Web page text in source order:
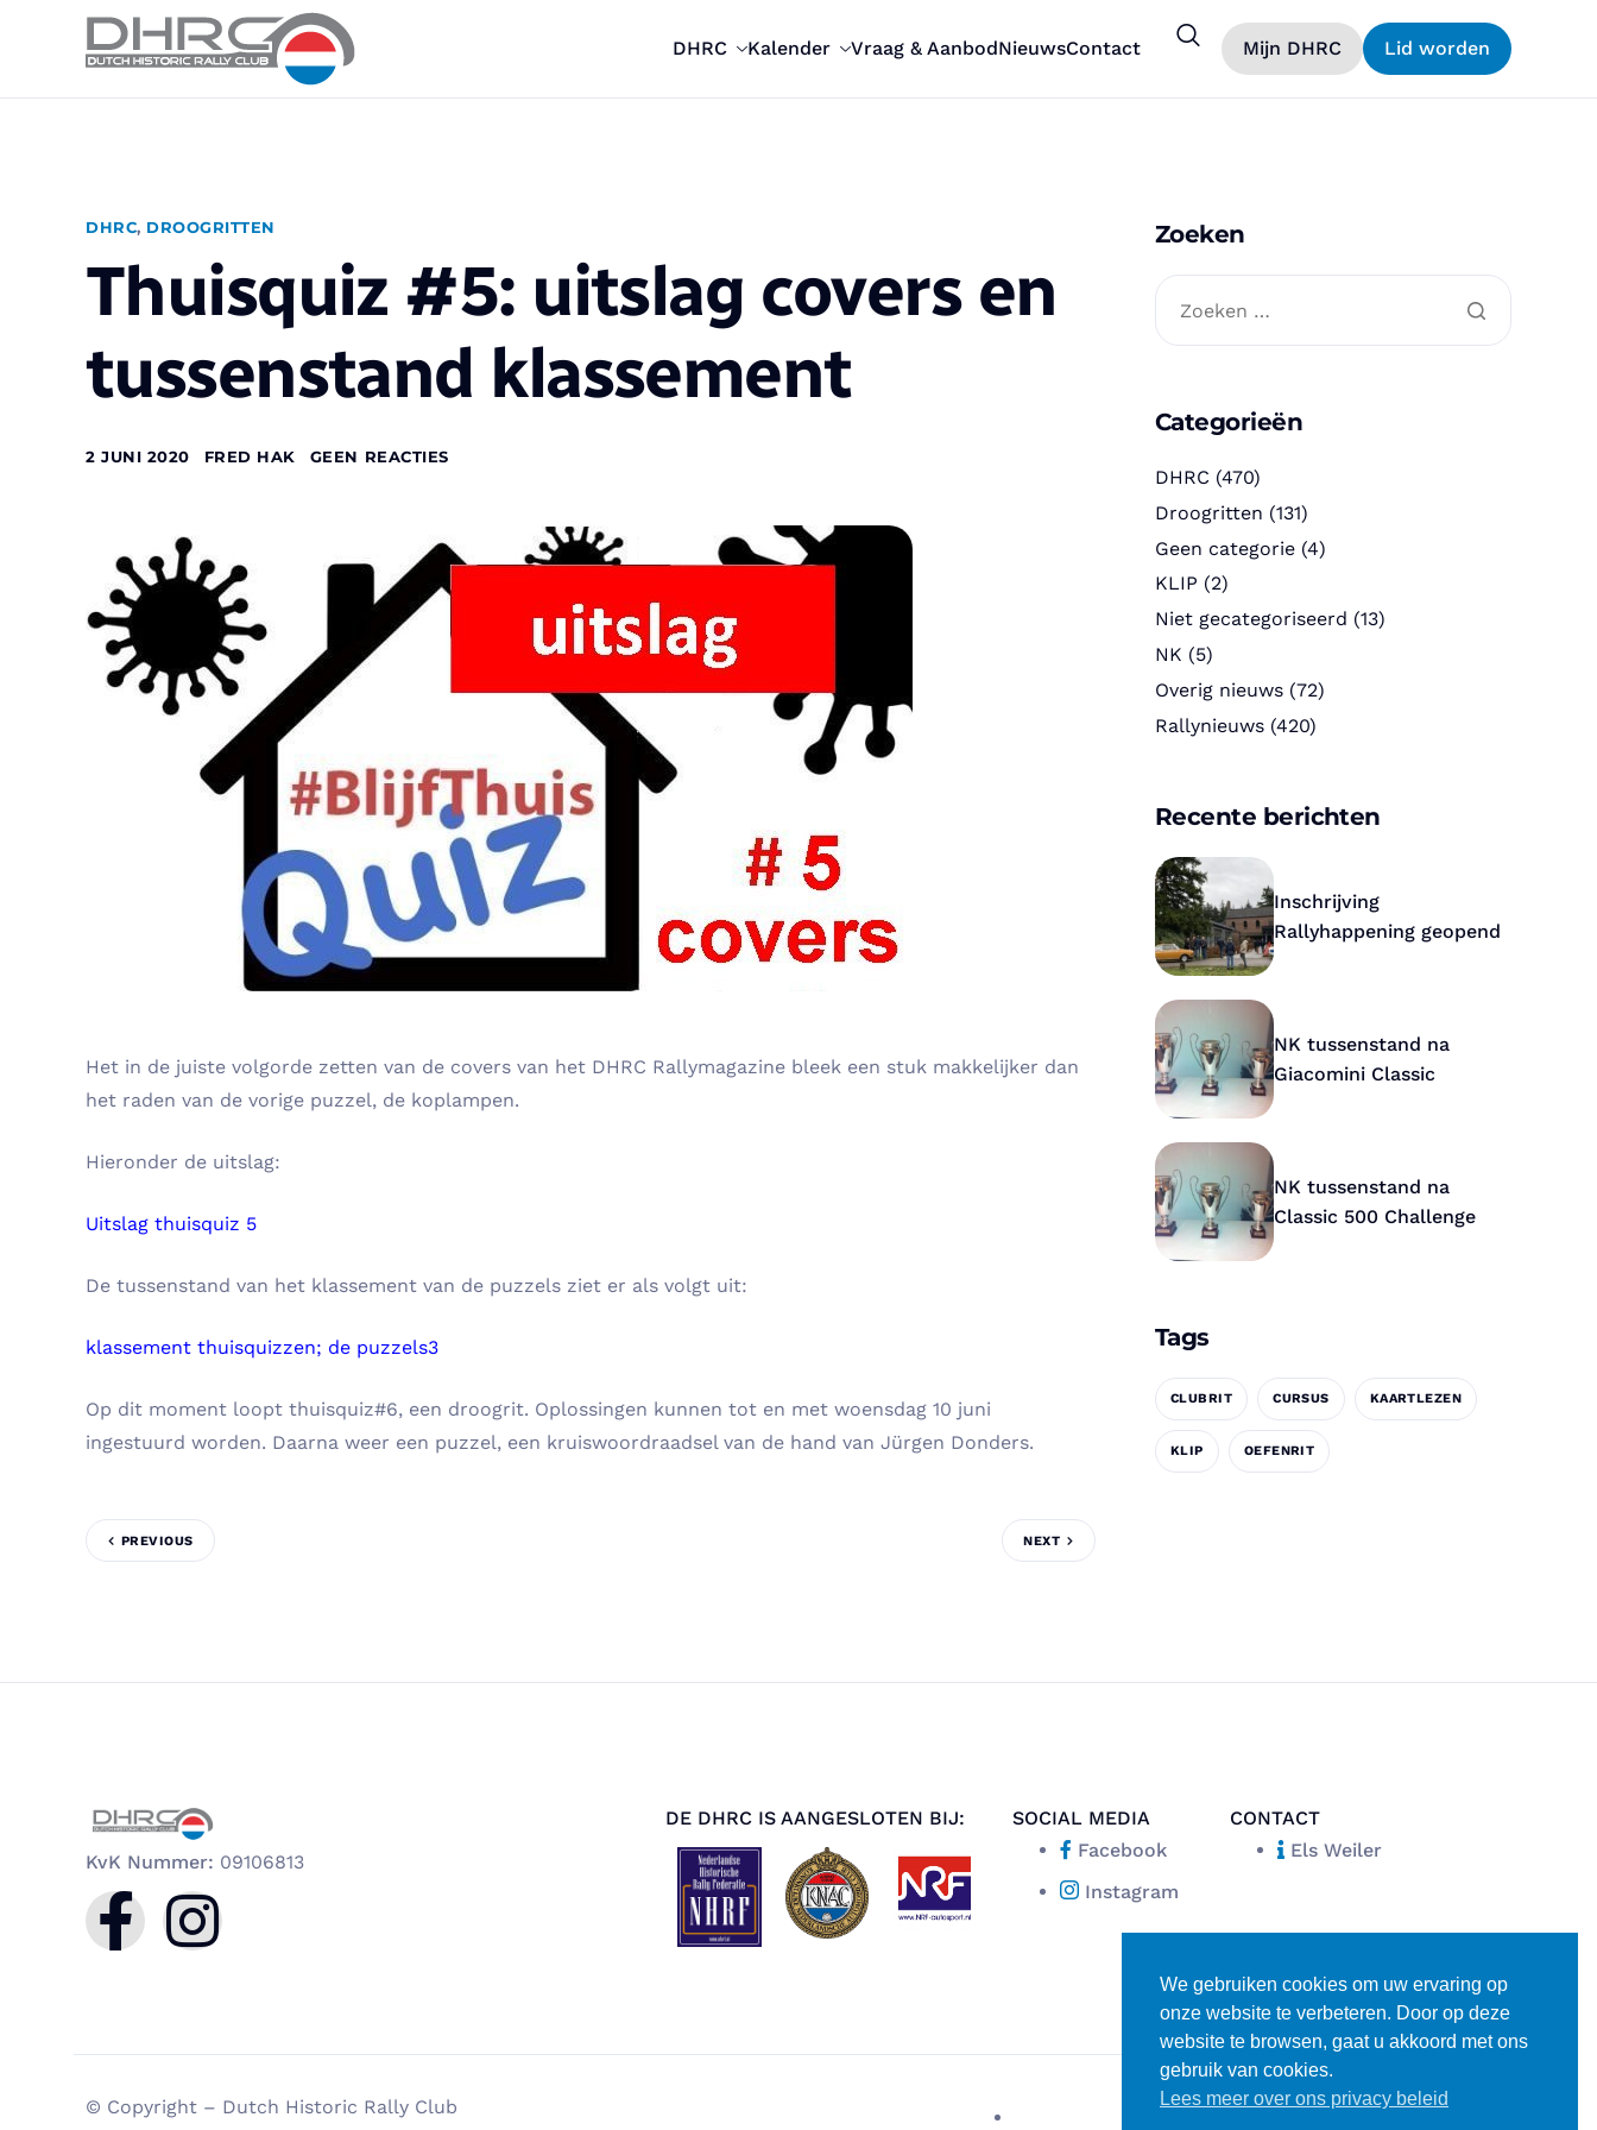
DHRC Kalender Vraag & AanbodNieuwsContact Mijn DHRC Lid worden
DHRC, DROOGRITTEN
Thuisquiz #5: uitslag covers en
tussenstand klassement
2 JUNI 2020 FRED HAK GEEN REACTIES
Het in de juiste volgorde zetten van de covers van het DHRC Rallymagazine bleek een stuk makkelijker dan
het raden van de vorige puzzel, de koplampen.
Hieronder de uitslag:
Uitslag thuisquiz 5
De tussenstand van het klassement van de puzzels ziet er als volgt uit:
klassement thuisquizzen; de puzzels3
Op dit moment loopt thuisquiz#6, een droogrit. Oplossingen kunnen tot en met woensdag 10 juni
ingestuurd worden. Daarna weer een puzzel, een kruiswoordraadsel van de hand van Jürgen Donders.
PREVIOUS NEXT
Zoeken
Categorieën
DHRC (470)
Droogritten (131)
Geen categorie (4)
KLIP (2)
Niet gecategoriseerd (13)
NK (5)
Overig nieuws (72)
Rallynieuws (420)
Recente berichten
Inschrijving
Rallyhappening geopend
NK tussenstand na
Giacomini Classic
NK tussenstand na
Classic 500 Challenge
Tags
CLUBRIT CURSUS KAARTLEZEN
KLIP OEFENRIT
KvK Nummer: 09106813
DE DHRC IS AANGESLOTEN BIJ:
SOCIAL MEDIA
Facebook
Instagram
CONTACT
Els Weiler
© Copyright – Dutch Historic Rally Club
We gebruiken cookies om uw ervaring op
onze website te verbeteren. Door op deze
website te browsen, gaat u akkoord met ons
gebruik van cookies.
Lees meer over ons privacy beleid